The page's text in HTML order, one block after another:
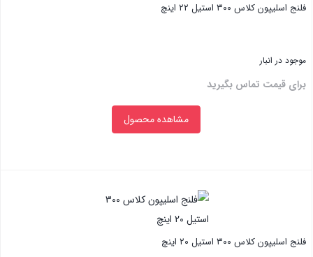
فلنج اسلیپون کلاس ۳۰۰ استیل ۲۲ اینچ
موجود در انبار
برای قیمت تماس بگیرید
مشاهده محصول
فلنج اسلیپون کلاس ۳۰۰ استیل ۲۰ اینچ